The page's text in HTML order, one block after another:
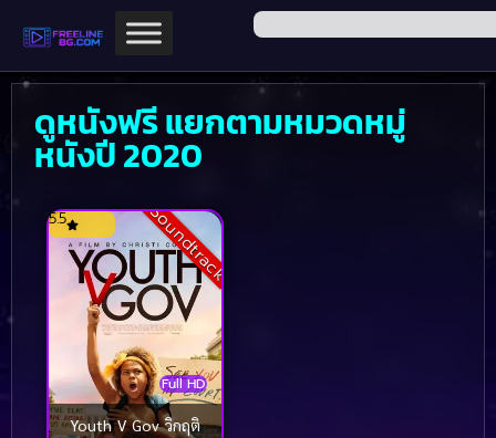
ดูหนังฟรี แยกตามหมวดหมู่
หนังปี 2020
Soundtrack
Full HD
5.5
Youth V Gov วิกฤติ